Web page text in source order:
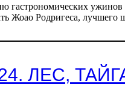
гастрономических
Жоао Родригеса, лучшего
ЛЕС,